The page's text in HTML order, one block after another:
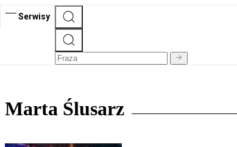
Serwisy
Marta Ślusarz